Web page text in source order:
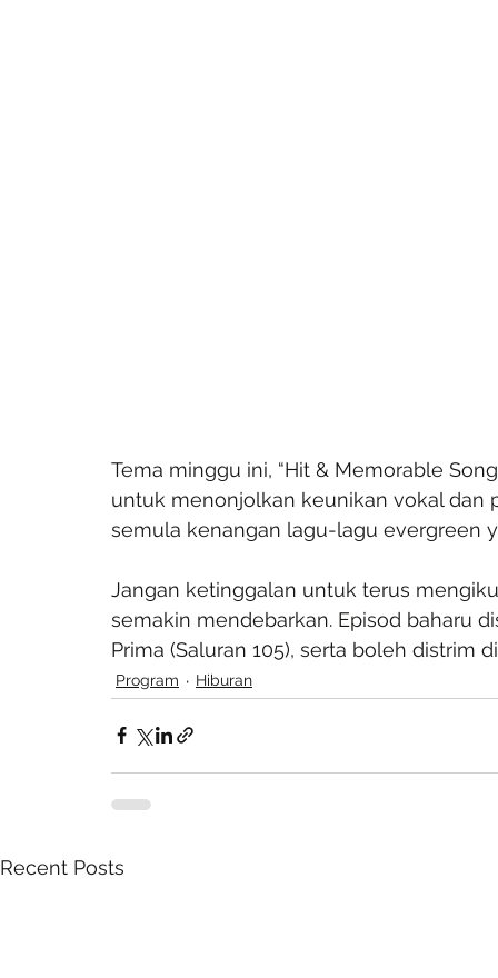
Tema minggu ini, “Hit & Memorable
untuk menonjolkan keunikan vokal
semula kenangan lagu-lagu evergreen
Jangan ketinggalan untuk terus
semakin mendebarkan. Episod baharu
Prima (Saluran 105), serta boleh distrim
Program Hiburan
Recent Posts